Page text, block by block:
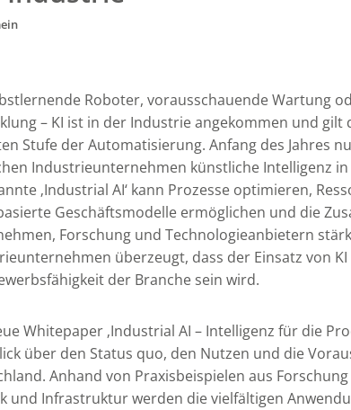
Roboter, vorausschauende Wartung
– KI ist in der Industrie angekommen und gilt
Stufe der Automatisierung. Anfang des Jahres
Industrieunternehmen künstliche Intelligenz
‚Industrial AI‘ kann Prozesse optimieren,
Geschäftsmodelle ermöglichen und die
Forschung und Technologieanbietern
überzeugt, dass der Einsatz von
der Branche sein wird.
Whitepaper ‚Industrial AI – Intelligenz für die
über den Status quo, den Nutzen und die
Anhand von Praxisbeispielen aus
und Infrastruktur werden die vielfältigen